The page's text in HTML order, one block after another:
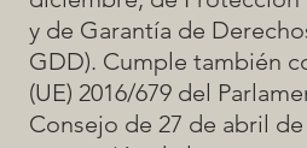
y de Garantía de
GDD). Cumple también
(UE) 2016/679 del
Consejo de 27 de abril